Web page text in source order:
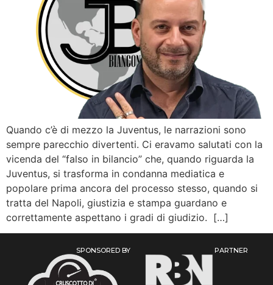
Quando c’è di mezzo la Juventus, le narrazioni sono
sempre parecchio divertenti. Ci eravamo salutati con la
vicenda del “falso in bilancio” che, quando riguarda la
Juventus, si trasforma in condanna mediatica e
popolare prima ancora del processo stesso, quando si
tratta del Napoli, giustizia e stampa guardano e
correttamente aspettano i gradi di giudizio. […]
SPONSORED BY PARTNER